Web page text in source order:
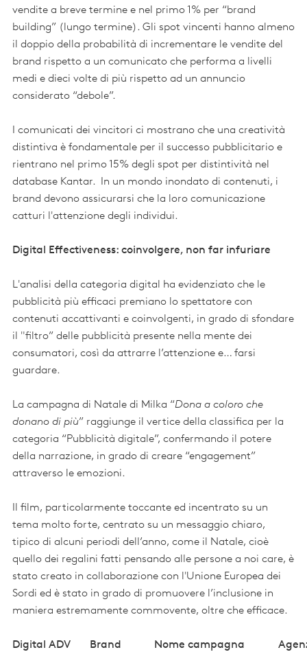
vendite a breve termine e nel primo 1% per “brand
building” (lungo termine). Gli spot vincenti hanno almeno
il doppio della probabilità di incrementare le vendite del
brand rispetto a un comunicato che performa a livelli
medi e dieci volte di più rispetto ad un annuncio
considerato “debole”.
I comunicati dei vincitori ci mostrano che una creatività
distintiva è fondamentale per il successo pubblicitario e
rientrano nel primo 15% degli spot per distintività nel
database Kantar. In un mondo inondato di contenuti, i
brand devono assicurarsi che la loro comunicazione
catturi l'attenzione degli individui.
Digital Effectiveness: coinvolgere, non far infuriare
L'analisi della categoria digital ha evidenziato che le
pubblicità più efficaci premiano lo spettatore con
contenuti accattivanti e coinvolgenti, in grado di sfondare
il "filtro” delle pubblicità presente nella mente dei
consumatori, così da attrarre l’attenzione e… farsi
guardare.
La campagna di Natale di Milka “Dona a coloro che
donano di più” raggiunge il vertice della classifica per la
categoria “Pubblicità digitale”, confermando il potere
della narrazione, in grado di creare “engagement”
attraverso le emozioni.
Il film, particolarmente toccante ed incentrato su un
tema molto forte, centrato su un messaggio chiaro,
tipico di alcuni periodi dell’anno, come il Natale, cioè
quello dei regalini fatti pensando alle persone a noi care, è
stato creato in collaborazione con l'Unione Europea dei
Sordi ed è stato in grado di promuovere l’inclusione in
maniera estremamente commovente, oltre che efficace.
Digital ADV Brand Nome campagna